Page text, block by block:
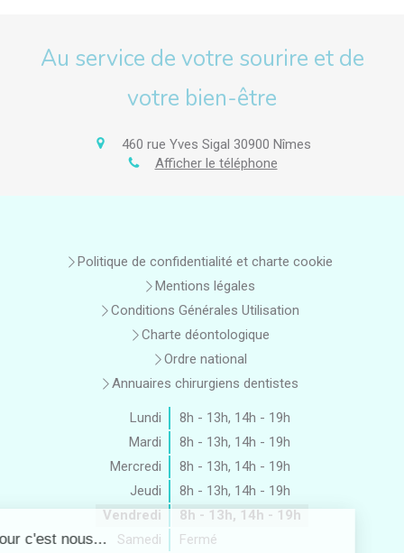
Au service de votre sourire et de
votre bien-être
460 rue Yves Sigal 30900 Nîmes
Afficher le téléphone
Politique de confidentialité et charte cookie
Mentions légales
Conditions Générales Utilisation
Charte déontologique
Ordre national
Annuaires chirurgiens dentistes
Lundi 8h - 13h, 14h - 19h
Mardi
8h - 13h, 14h - 19h
Mercredi
8h - 13h, 14h - 19h
Jeudi
8h - 13h, 14h - 19h
Vendredi
8h - 13h, 14h - 19h
Samedi
Fermé